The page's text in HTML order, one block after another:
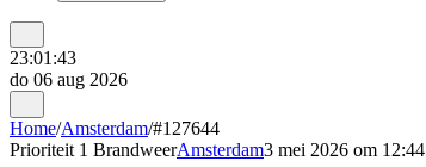
23:01:43
do 06 aug 2026
Home/Amsterdam/#127644
Prioriteit 1 BrandweerAmsterdam3 mei 2026 om 12:44